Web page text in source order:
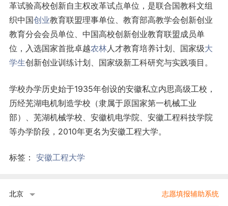
革试验高校创新自主权改革试点单位，是联合国教科文组
织中国创业教育联盟理事单位、教育部高教学会创新创业
教育分会会员单位、中国高校创新创业教育联盟成员单
位，入选国家首批卓越农林人才教育培养计划、国家级大
学生创新创业训练计划、国家级新工科研究与实践项目。
学校办学历史始于1935年创设的安徽私立内思高级工校，
历经芜湖电机制造学校（隶属于原国家第一机械工业
部）、芜湖机械学校、安徽机电学院、安徽工程科技学院
等办学阶段，2010年更名为安徽工程大学。
标签： 安徽工程大学
北京 志愿填报辅助系统